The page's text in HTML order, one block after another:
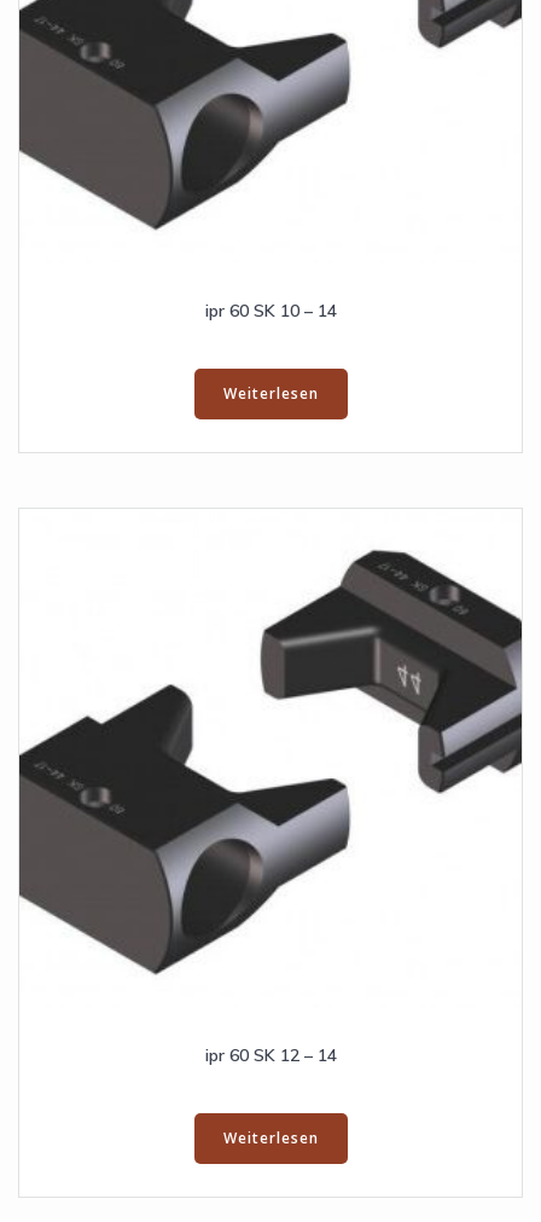
ipr 60 SK 10 – 14
Weiterlesen
ipr 60 SK 12 – 14
Weiterlesen